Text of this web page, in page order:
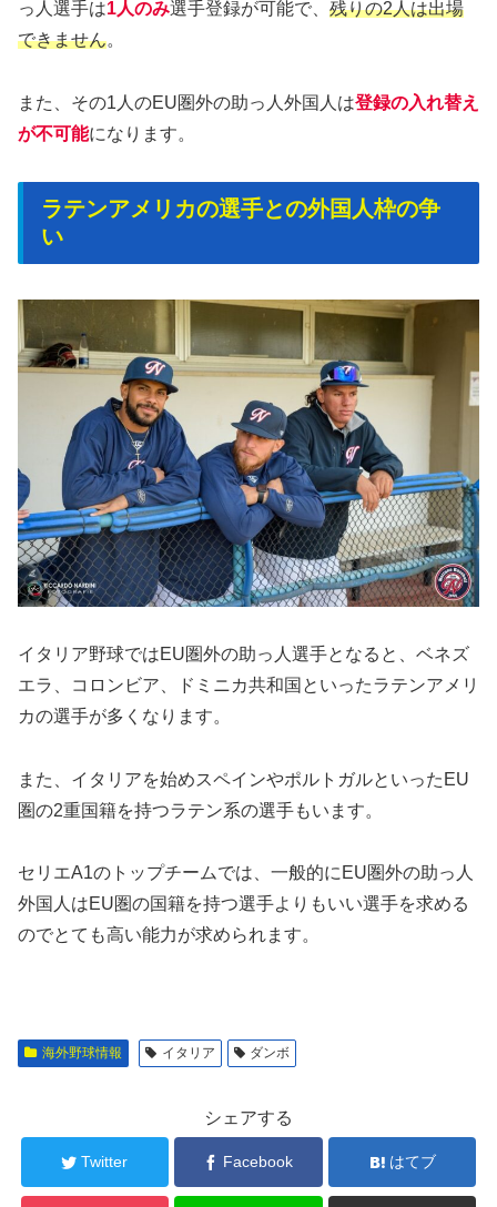
っ人選手は1人のみ選手登録が可能で、 残りの2人は出場
できません。
また、その1人のEU圏外の助っ人外国人は登録の入れ替え
が不可能になります。
ラテンアメリカの選手との外国人枠の争
い
イタリア野球ではEU圏外の助っ人選手となると、ベネズ
エラ、コロンビア、ドミニカ共和国といったラテンアメリ
カの選手が多くなります。
また、イタリアを始めスペインやポルトガルといったEU
圏の2重国籍を持つラテン系の選手もいます。
セリエA1のトップチームでは、一般的にEU圏外の助っ人
外国人はEU圏の国籍を持つ選手よりもいい選手を求める
のでとても高い能力が求められます。
海外野球情報 イタリア ダンボ
シェアする
Twitter Facebook はてブ